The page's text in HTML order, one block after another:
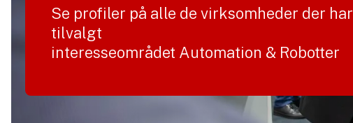
Se profiler på alle de virksomheder der har
tilvalgt
interesseområdet Automation & Robotter